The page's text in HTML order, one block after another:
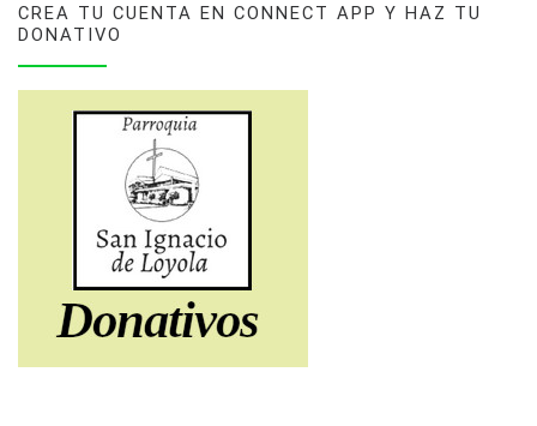
CREA TU CUENTA EN CONNECT APP Y HAZ TU
DONATIVO